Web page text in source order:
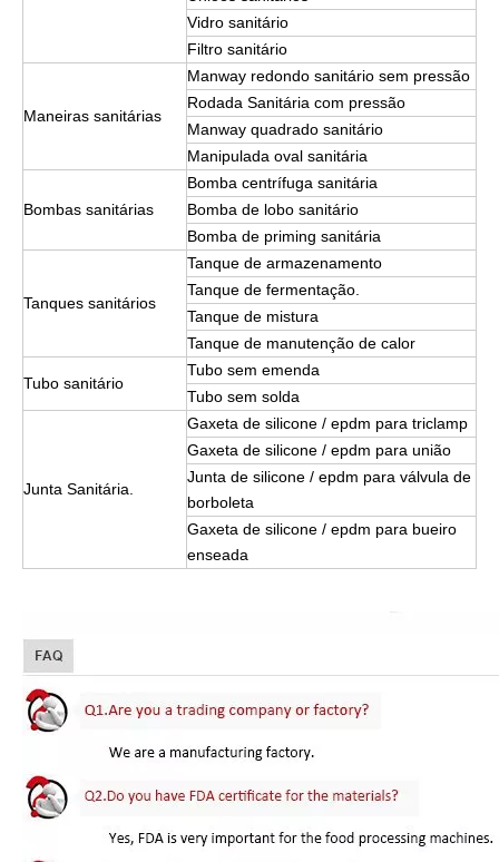
Vidro sanitário
Filtro sanitário
Maneiras sanitárias
Manway redondo sanitário sem pressão
Rodada Sanitária com pressão
Manway quadrado sanitário
Manipulada oval sanitária
Bombas sanitárias
Bomba centrífuga sanitária
Bomba de lobo sanitário
Bomba de priming sanitária
Tanques sanitários
Tanque de armazenamento
Tanque de fermentação.
Tanque de mistura
Tanque de manutenção de calor
Tubo sanitário
Tubo sem emenda
Tubo sem solda
Junta Sanitária.
Gaxeta de silicone / epdm para triclamp
Gaxeta de silicone / epdm para união
Junta de silicone / epdm para válvula de
borboleta
Gaxeta de silicone / epdm para bueiro
enseada